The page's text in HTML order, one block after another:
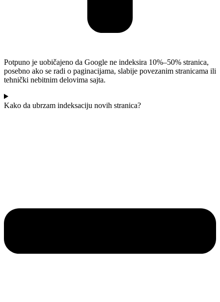
Potpuno je uobičajeno da Google ne indeksira 10%–50% stranica,
posebno ako se radi o paginacijama, slabije povezanim stranicama ili
tehnički nebitnim delovima sajta.
Kako da ubrzam indeksaciju novih stranica?